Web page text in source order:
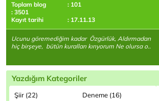
Toplam blog
: 101
: 3501
Kayıt tarihi
: 17.11.13
Ucunu göremediğim kadar Özgürlük, Aldırmadan
hiç birşeye, bütün kuralları kırıyorum Ne olursa o..
Yazdığım Kategoriler
Şiir (22)
Deneme (16)